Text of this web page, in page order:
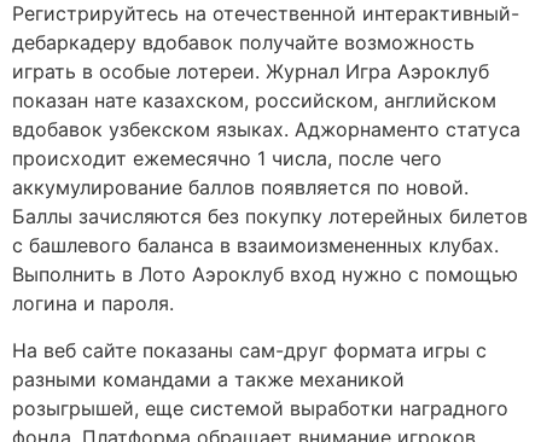
Регистрируйтесь на отечественной интерактивный-
дебаркадеру вдобавок получайте возможность
играть в особые лотереи. Журнал Игра Аэроклуб
показан нате казахском, российском, английском
вдобавок узбекском языках. Аджорнаменто статуса
происходит ежемесячно 1 числа, после чего
аккумулирование баллов появляется по новой.
Баллы зачисляются без покупку лотерейных билетов
с башлевого баланса в взаимоизмененных клубах.
Выполнить в Лото Аэроклуб вход нужно с помощью
логина и пароля.
На веб сайте показаны сам-друг формата игры с
разными командами а также механикой
розыгрышей, еще системой выработки наградного
фонда. Платформа обращает внимание игроков